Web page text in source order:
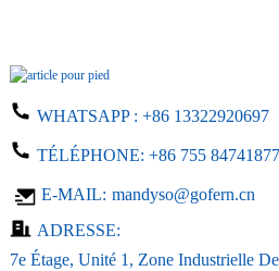
WHATSAPP : +86 13322920697
TÉLÉPHONE: +86 755 84741877
E-MAIL: mandyso@gofern.cn
ADRESSE:
7e Étage, Unité 1, Zone Industrielle